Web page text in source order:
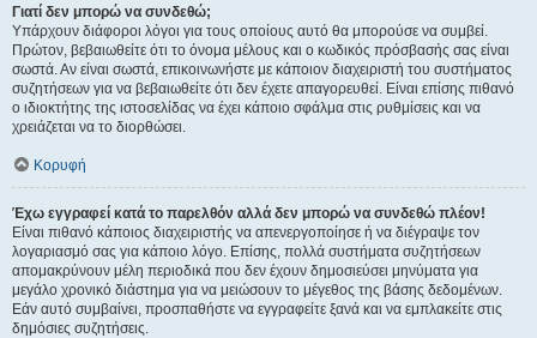
Γιατί δεν μπορώ να συνδεθώ;
Υπάρχουν διάφοροι λόγοι για τους οποίους αυτό θα μπορούσε να συμβεί.
Πρώτον, βεβαιωθείτε ότι το όνομα μέλους και ο κωδικός πρόσβασής σας είναι
σωστά. Αν είναι σωστά, επικοινωνήστε με κάποιον διαχειριστή του συστήματος
συζητήσεων για να βεβαιωθείτε ότι δεν έχετε απαγορευθεί. Είναι επίσης πιθανό
ο ιδιοκτήτης της ιστοσελίδας να έχει κάποιο σφάλμα στις ρυθμίσεις και να
χρειάζεται να το διορθώσει.
Κορυφή
Έχω εγγραφεί κατά το παρελθόν αλλά δεν μπορώ να συνδεθώ πλέον!
Είναι πιθανό κάποιος διαχειριστής να απενεργοποίησε ή να διέγραψε τον
λογαριασμό σας για κάποιο λόγο. Επίσης, πολλά συστήματα συζητήσεων
απομακρύνουν μέλη περιοδικά που δεν έχουν δημοσιεύσει μηνύματα για
μεγάλο χρονικό διάστημα για να μειώσουν το μέγεθος της βάσης δεδομένων.
Εάν αυτό συμβαίνει, προσπαθήστε να εγγραφείτε ξανά και να εμπλακείτε στις
δημόσιες συζητήσεις.